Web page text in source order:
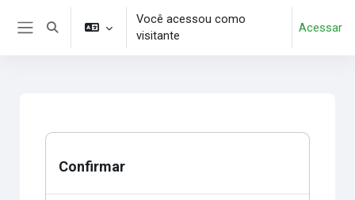
Ir para o conteúdo principal
Alternar entrada de pesquisa
Você acessou como
visitante
Acessar
Confirmar